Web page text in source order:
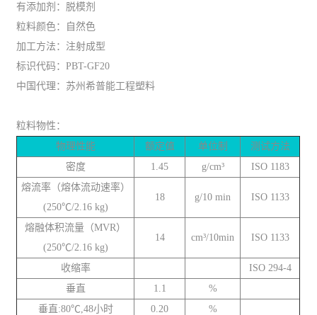
有添加剂：脱模剂
粒料颜色：自然色
加工方法：注射成型
标识代码：PBT-GF20
中国代理：苏州希普能工程塑料
粒料物性：
物理性能
额定值 单位制
测试方法
密度
1.45 g/cm³
ISO 1183
熔流率（熔体流动速率）
(250℃/2.16 kg)
18 g/10 min ISO 1133
熔融体积流量（MVR）
(250℃/2.16 kg)
14 cm³/10min ISO 1133
收缩率
ISO 294-4
垂直
1.1
%
垂直:80℃,48小时
0.20
%